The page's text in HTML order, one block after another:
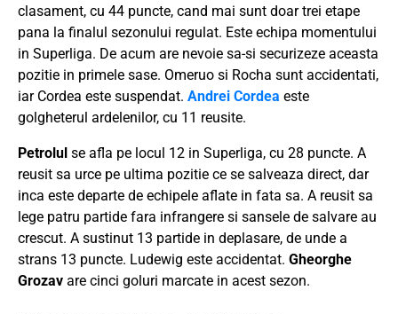
clasament, cu 44 puncte, cand mai sunt doar trei etape
pana la finalul sezonului regulat. Este echipa momentului
in Superliga. De acum are nevoie sa-si securizeze aceasta
pozitie in primele sase. Omeruo si Rocha sunt accidentati,
iar Cordea este suspendat. Andrei Cordea este
golgheterul ardelenilor, cu 11 reusite.
Petrolul se afla pe locul 12 in Superliga, cu 28 puncte. A
reusit sa urce pe ultima pozitie ce se salveaza direct, dar
inca este departe de echipele aflate in fata sa. A reusit sa
lege patru partide fara infrangere si sansele de salvare au
crescut. A sustinut 13 partide in deplasare, de unde a
strans 13 puncte. Ludewig este accidentat. Gheorghe
Grozav are cinci goluri marcate in acest sezon.